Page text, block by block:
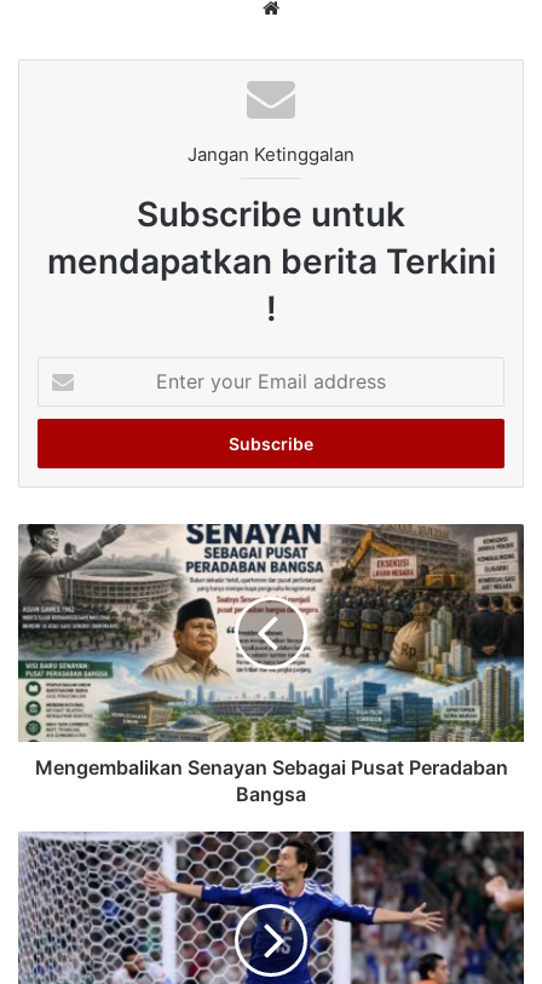
Jangan Ketinggalan
Subscribe untuk
mendapatkan berita Terkini
!
your
Email
Mengembalikan Senayan Sebagai Pusat Peradaban
Bangsa